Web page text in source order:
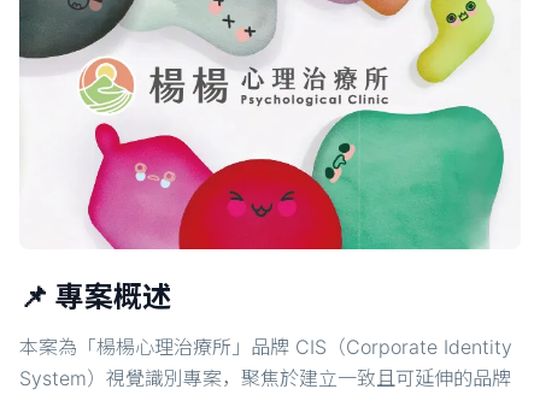
📌 專案概述
本案為「楊楊心理治療所」品牌 CIS（Corporate Identity
System）視覺識別專案，聚焦於建立一致且可延伸的品牌